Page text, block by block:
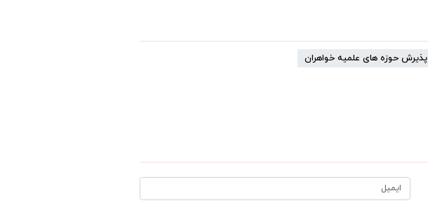
پذیرش حوزه های علمیه خواهران